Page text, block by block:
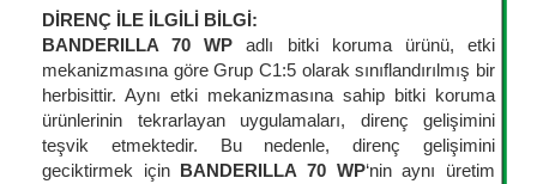
DİRENÇ İLE İLGİLİ BİLGİ:
BANDERILLA 70 WPadlı bitki koruma ürünü, etki
mekanizmasına göre Grup C1:5 olarak sınıflandırılmış bir
herbisittir. Aynı etki mekanizmasına sahip bitki koruma
ürünlerinin tekrarlayan uygulamaları, direnç gelişimini
teşvik etmektedir. Bu nedenle, direnç gelişimini
geciktirmek için
BANDERILLA 70 WP‘nin aynı üretim